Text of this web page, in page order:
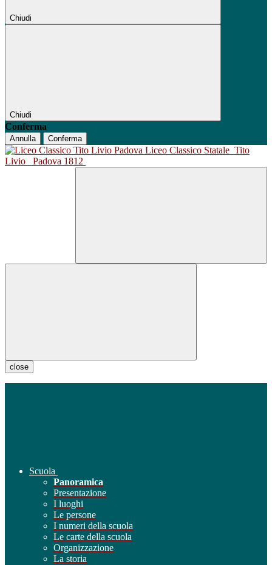
Chiudi
Chiudi
Conferma
Annulla Conferma
Liceo Classico Statale Tito
Livio
Padova 1812
close
Scuola
Panoramica
Presentazione
I luoghi
Le persone
I numeri della scuola
Le carte della scuola
Organizzazione
La storia